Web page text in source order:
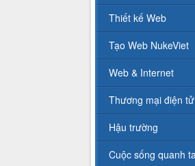
Thiết kế Web
Tạo Web NukeViet
Web & Internet
Thương mại điện tử
Hậu trường
Cuộc sống quanh